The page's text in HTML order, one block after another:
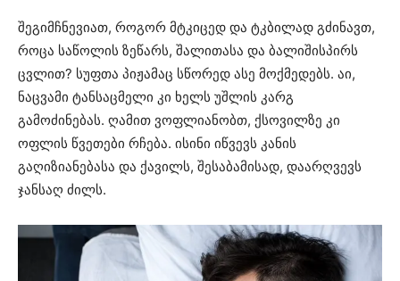
შეგიმჩნევიათ, როგორ მტკიცედ და ტკბილად გძინავთ,
როცა საწოლის ზეწარს, შალითასა და ბალიშისპირს
ცვლით? სუფთა პიჟამაც სწორედ ასე მოქმედებს. აი,
ნაცვამი ტანსაცმელი კი ხელს უშლის კარგ
გამოძინებას. ღამით ვოფლიანობთ, ქსოვილზე კი
ოფლის წვეთები რჩება. ისინი იწვევს კანის
გაღიზიანებასა და ქავილს, შესაბამისად, დაარღვევს
ჯანსაღ ძილს.